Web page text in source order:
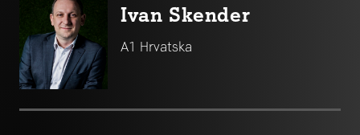
Ivan Skender
A1 Hrvatska